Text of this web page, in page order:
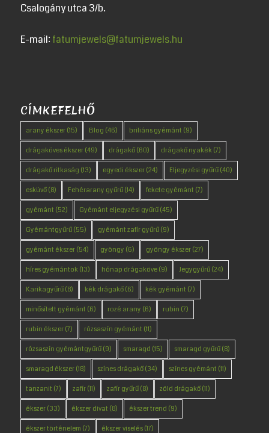
Csalogány utca 3/b.
E-mail: fatumjewels@fatumjewels.hu
CÍMKEFELHŐ
arany ékszer(15) Blog (46) briliáns gyémánt (9)
drágaköves ékszer(49) drágakő(60) drágakő nyakék(7)
drágakő ritkaság (13) egyedi ékszer(24) Eljegyzési gyűrű(40)
esküvő(8) Fehérarany gyűrű(14) fekete gyémánt (7)
gyémánt (52) Gyémánt eljegyzési gyűrű(45)
Gyémántgyűrű(55) gyémánt zafír gyűrű(9)
gyémánt ékszer(54) gyöngy (6) gyöngy ékszer(27)
híres gyémántok(13) hónap drágaköve(9) Jegygyűrű(24)
Karikagyűrű(8) kék drágakő(6) kék gyémánt (7)
minősített gyémánt (6) rozé arany (6) rubin (7)
rubin ékszer(7) rózsaszín gyémánt (11)
rózsaszín gyémántgyűrű(9) smaragd (15) smaragd gyűrű(8)
smaragd ékszer(18) színes drágakő(34) színes gyémánt (11)
tanzanit (7) zafír(11) zafír gyűrű(8) zöld drágakő(11)
ékszer(33) ékszer divat (8) ékszer trend (9)
ékszer történelem (7) ékszer viselés(17)